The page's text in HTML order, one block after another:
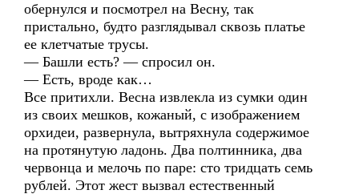
обернулся и посмотрел на Весну, так
пристально, будто разглядывал сквозь платье
ее клетчатые трусы.
— Башли есть? — спросил он.
— Есть, вроде как…
Все притихли. Весна извлекла из сумки один
из своих мешков, кожаный, с изображением
орхидеи, развернула, вытряхнула содержимое
на протянутую ладонь. Два полтинника, два
червонца и мелочь по паре: сто тридцать семь
рублей. Этот жест вызвал естественный